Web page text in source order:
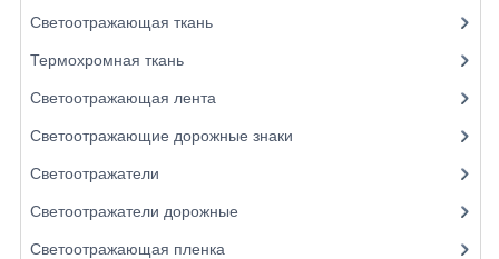
Светоотражающая ткань
Термохромная ткань
Светоотражающая лента
Светоотражающие дорожные знаки
Светоотражатели
Светоотражатели дорожные
Светоотражающая пленка